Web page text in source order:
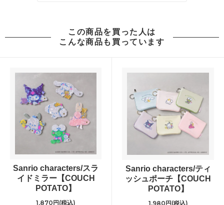
この商品を買った人は
こんな商品も買っています
Sanrio characters/スラ
イドミラー【COUCH
POTATO】
1,870円(税込)
Sanrio characters/ティ
ッシュポーチ【COUCH
POTATO】
1,980円(税込)